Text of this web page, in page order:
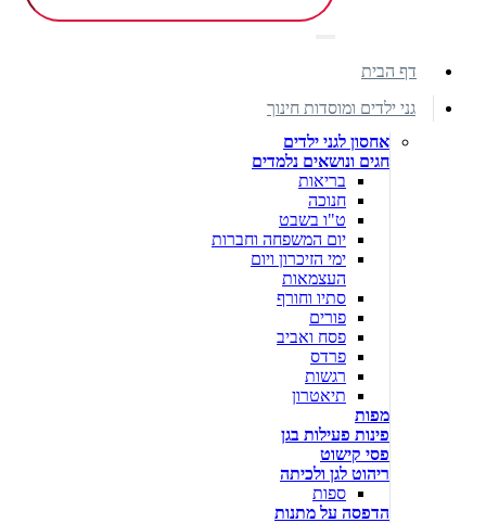
דף הבית
גני ילדים ומוסדות חינוך
אחסון לגני ילדים
חגים ונושאים נלמדים
בריאות
חנוכה
ט"ו בשבט
יום המשפחה וחברות
ימי הזיכרון ויום
העצמאות
סתיו וחורף
פורים
פסח ואביב
פרדס
רגשות
תיאטרון
מפות
פינות פעילות בגן
פסי קישוט
ריהוט לגן ולכיתה
ספות
הדפסה על מתנות